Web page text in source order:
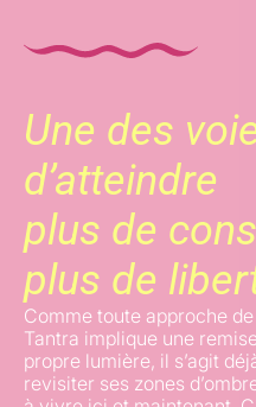
Une des
d’atteindre
plus de
plus de
Comme toute approche
Tantra implique une
propre lumière, il s’agit
revisiter ses zones